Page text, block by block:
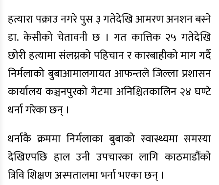
हत्यारा पक्राउ नगरे पुस ३ गतेदेखि आमरण अनशन बस्ने
डा. केसीको चेतावनी छ । गत कात्तिक २५ गतेदेखि
छोरी हत्यामा संलग्नको पहिचान र कारबाहीको माग गर्दै
निर्मलाको बुबाआमालगायत आफन्तले जिल्ला प्रशासन
कार्यालय कञ्चनपुरको गेटमा अनिश्चितकालिन २४ घण्टे
धर्ना गरेका छन् ।
धर्नाकै क्रममा निर्मलाका बुबाको स्वास्थ्यमा समस्या
देखिएपछि हाल उनी उपचारका लागि काठमाडौंको
त्रिवि शिक्षण अस्पतालमा भर्ना भएका छन् ।